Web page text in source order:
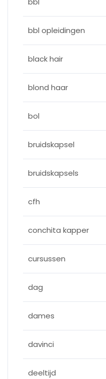
bbl opleidingen
black hair
blond haar
bol
bruidskapsel
bruidskapsels
cfh
conchita kapper
cursussen
dag
dames
davinci
deeltijd